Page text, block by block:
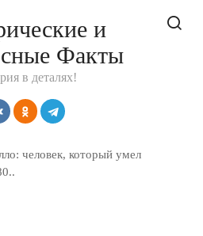
и
Факты
в деталях!
человек, который умел